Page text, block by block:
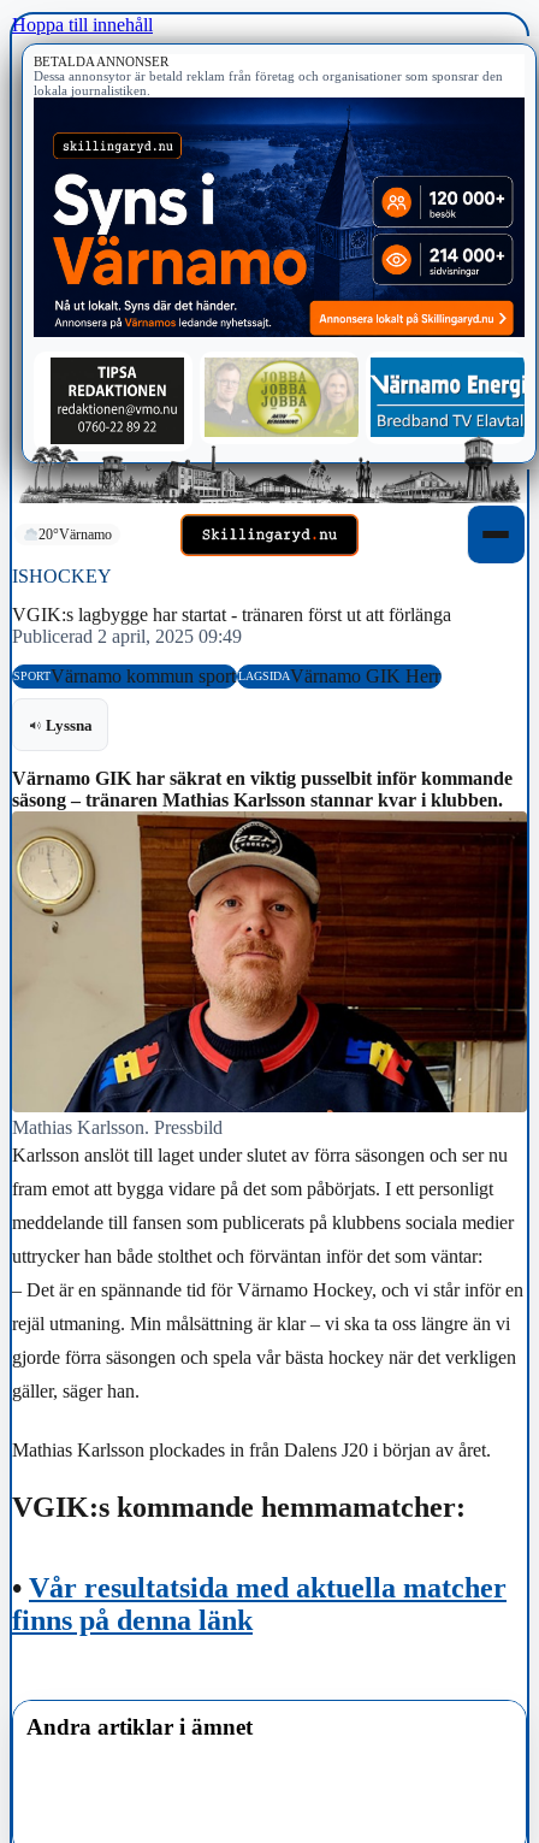
Hoppa till innehåll
BETALDA ANNONSER
Dessa annonsytor är betald reklam från företag och organisationer som sponsrar den
lokala journalistiken.
20°Värnamo
ISHOCKEY
VGIK:s lagbygge har startat - tränaren först ut att förlänga
Publicerad 2 april, 2025 09:49
SPORTVärnamo kommun sportLAGSIDAVärnamo GIK Herr
Lyssna
Värnamo GIK har säkrat en viktig pusselbit inför kommande
säsong – tränaren Mathias Karlsson stannar kvar i klubben.
Mathias Karlsson. Pressbild
Karlsson anslöt till laget under slutet av förra säsongen och ser nu
fram emot att bygga vidare på det som påbörjats. I ett personligt
meddelande till fansen som publicerats på klubbens sociala medier
uttrycker han både stolthet och förväntan inför det som väntar:
– Det är en spännande tid för Värnamo Hockey, och vi står inför en
rejäl utmaning. Min målsättning är klar – vi ska ta oss längre än vi
gjorde förra säsongen och spela vår bästa hockey när det verkligen
gäller, säger han.
Mathias Karlsson plockades in från Dalens J20 i början av året.
VGIK:s kommande hemmamatcher:
• Vår resultatsida med aktuella matcher
finns på denna länk
Andra artiklar i ämnet